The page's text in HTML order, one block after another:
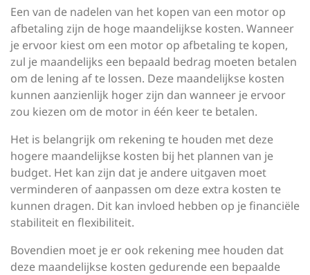
Een van de nadelen van het kopen van een motor op
afbetaling zijn de hoge maandelijkse kosten. Wanneer
je ervoor kiest om een motor op afbetaling te kopen,
zul je maandelijks een bepaald bedrag moeten betalen
om de lening af te lossen. Deze maandelijkse kosten
kunnen aanzienlijk hoger zijn dan wanneer je ervoor
zou kiezen om de motor in één keer te betalen.
Het is belangrijk om rekening te houden met deze
hogere maandelijkse kosten bij het plannen van je
budget. Het kan zijn dat je andere uitgaven moet
verminderen of aanpassen om deze extra kosten te
kunnen dragen. Dit kan invloed hebben op je financiële
stabiliteit en flexibiliteit.
Bovendien moet je er ook rekening mee houden dat
deze maandelijkse kosten gedurende een bepaalde